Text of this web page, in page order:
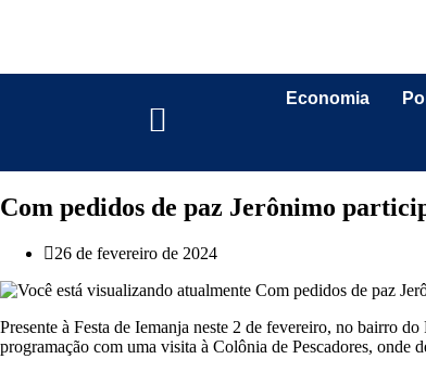
Economia
Com pedidos de paz Jerônimo
26 de fevereiro de 2024
Presente à Festa de Iemanja neste 2 de fevereiro, no bairro
programação com uma visita à Colônia de Pescadores, onde